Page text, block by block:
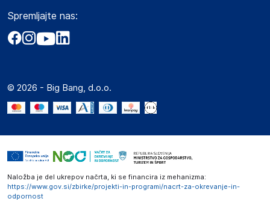
Obvestila za javnost
Akt o digitalnih storitvah
Marketplace za partnerje
Novosti
Zavarovanje izdelkov
Marketplace
Kako oddati naročilo?
Spremljajte nas:
© 2026 - Big Bang, d.o.o.
Naložba je del ukrepov načrta, ki se financira iz mehanizma:
https://www.gov.si/zbirke/projekti-in-programi/nacrt-za-okrevanje-in-
odpornost